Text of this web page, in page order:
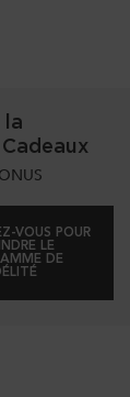
la
VOUS POUR
LE
DE